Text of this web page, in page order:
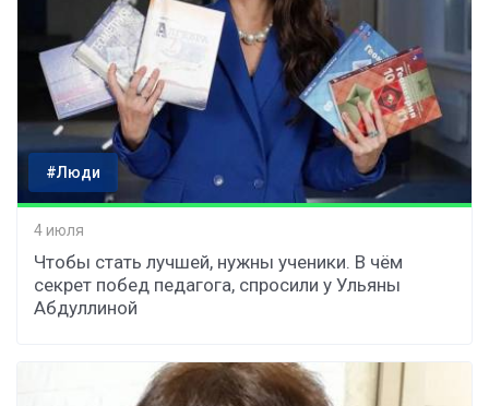
#Люди
4 июля
Чтобы стать лучшей, нужны ученики. В чём
секрет побед педагога, спросили у Ульяны
Абдуллиной